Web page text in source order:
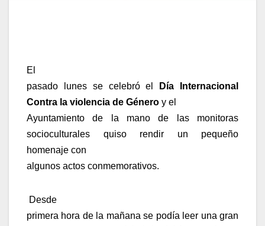
El
pasado lunes se celebró el
Día Internacional
Contra la violencia de Género y el
Ayuntamiento de la mano de las monitoras
socioculturales quiso rendir un pequeño
homenaje con
algunos actos conmemorativos.
Desde
primera hora de la mañana se podía leer una gran